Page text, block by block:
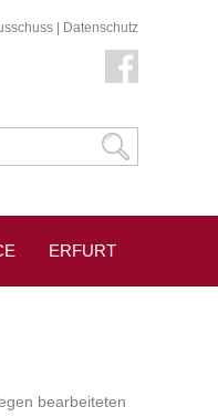
Datenschutz
ERFURT
bearbeiteten